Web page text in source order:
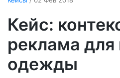
Кейс:
реклама для
одежды